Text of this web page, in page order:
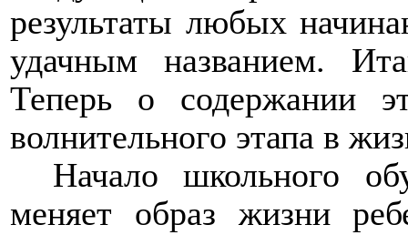
результаты любых
удачным названием.
Теперь о содержании
волнительного этапа в
Начало школьного
меняет образ жизни